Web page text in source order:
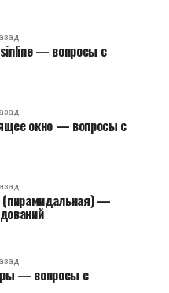
— вопросы с
окно — вопросы с
(пирамидальная) —
— вопросы с